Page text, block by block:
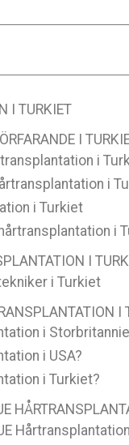
I TURKIET
I
i
i
i Turkiet
i
I
i Turkiet
I
i
i USA?
i Turkiet?